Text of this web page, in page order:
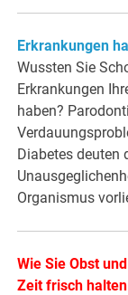
Erkrankungen
Wussten Sie
Erkrankungen
haben?
Diabetes deuten
Organismus
Wie Sie Obst
Zeit frisch halten